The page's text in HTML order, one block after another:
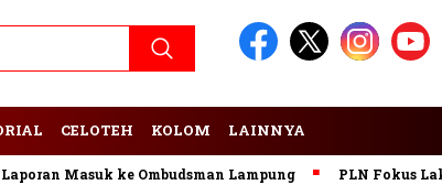
CELOTEH KOLOM LAINNYA
Masuk ke Ombudsman Lampung PLN Fokus